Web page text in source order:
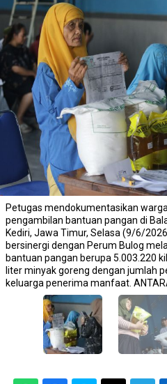
Petugas mendokumentasikan
pengambilan bantuan pangan di
Kediri, Jawa Timur, Selasa (9/6/
bersinergi dengan Perum Bulog
bantuan pangan berupa 5.003.220
liter minyak goreng dengan jumlah
keluarga penerima manfaat.